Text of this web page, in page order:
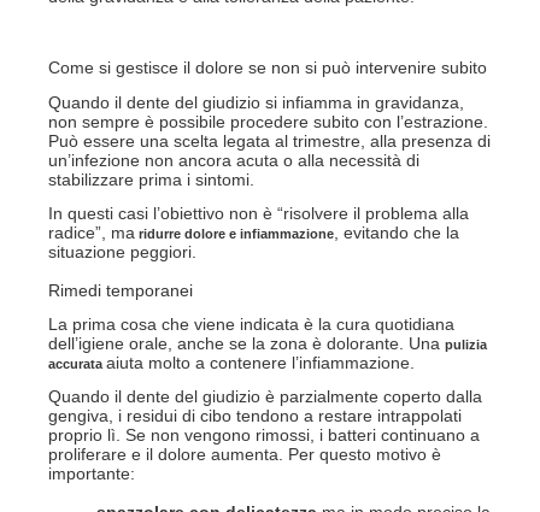
Come si gestisce il dolore se non si può intervenire subito
Quando il dente del giudizio si infiamma in gravidanza,
non sempre è possibile procedere subito con l’estrazione.
Può essere una scelta legata al trimestre, alla presenza di
un’infezione non ancora acuta o alla necessità di
stabilizzare prima i sintomi.
In questi casi l’obiettivo non è “risolvere il problema alla
radice”, ma ridurre dolore e infiammazione
, evitando che la
situazione peggiori.
Rimedi temporanei
La prima cosa che viene indicata è la cura quotidiana
dell’igiene orale, anche se la zona è dolorante. Una pulizia
accurata aiuta molto a contenere l’infiammazione.
Quando il dente del giudizio è parzialmente coperto dalla
gengiva, i residui di cibo tendono a restare intrappolati
proprio lì. Se non vengono rimossi, i batteri continuano a
proliferare e il dolore aumenta. Per questo motivo è
importante: